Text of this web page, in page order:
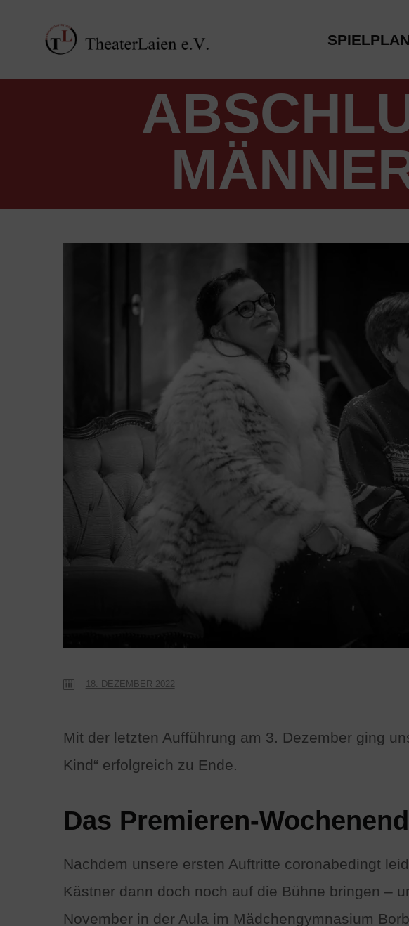
SPIELPLAN
18. DEZEMBER 2022
Mit der letzten Aufführung am 3. Dezember ging
Kind“ erfolgreich zu Ende.
Das Premieren-
Nachdem unsere ersten Auftritte coronabedingt
Kästner dann doch noch auf die Bühne bringen –
November in der Aula im Mädchengymnasium